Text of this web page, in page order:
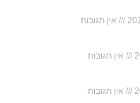
אין תגובות
אין תגובות
אין תגובות